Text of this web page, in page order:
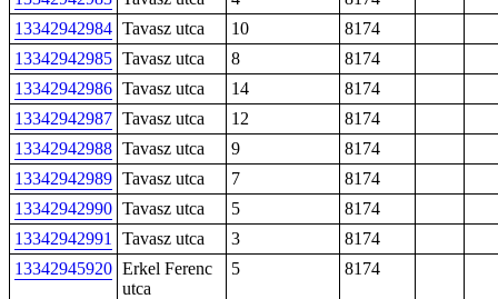
13342942984 Tavasz utca 10
8174
13342942985 Tavasz utca 8
8174
13342942986 Tavasz utca 14
8174
13342942987 Tavasz utca 12
8174
13342942988 Tavasz utca 9
8174
13342942989 Tavasz utca 7
8174
13342942990 Tavasz utca 5
8174
13342942991
Tavasz utca 3
8174
13342945920 Erkel Ferenc
utca
5 8174